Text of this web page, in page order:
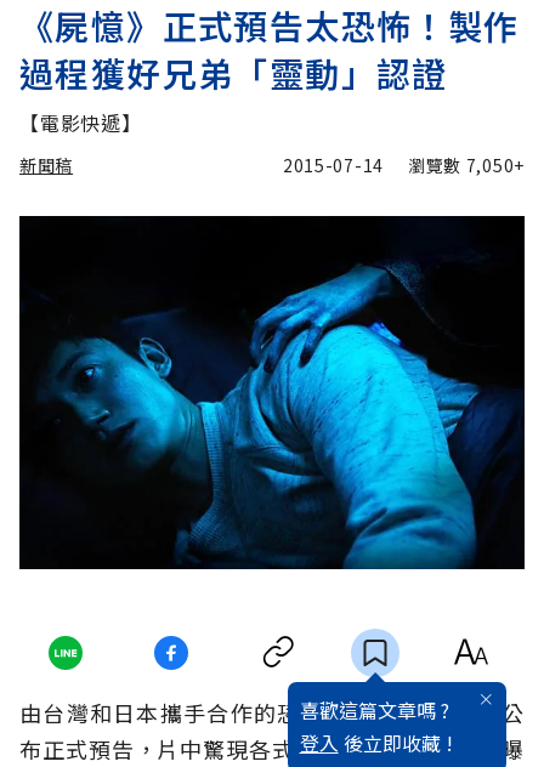
《屍憶》正式預告太恐怖！製作
過程獲好兄弟「靈動」認證
【電影快遞】
新聞稿 2015-07-14 瀏覽數 7,050+
喜歡這篇文章嗎 ?
登入 後立即收藏 !
由台灣和日本攜手合作的恐怖片《屍憶》，9日公
布正式預告，片中驚現各式惡靈，觀眾更被首度曝